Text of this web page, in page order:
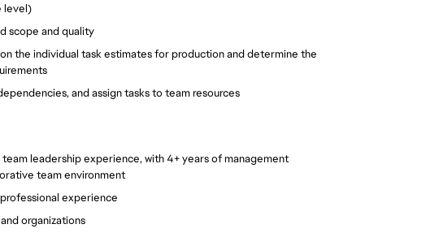
level)
scope and quality
the individual task estimates for production and determine the
and assign tasks to team resources
leadership experience, with 4+ years of management
team environment
experience
organizations